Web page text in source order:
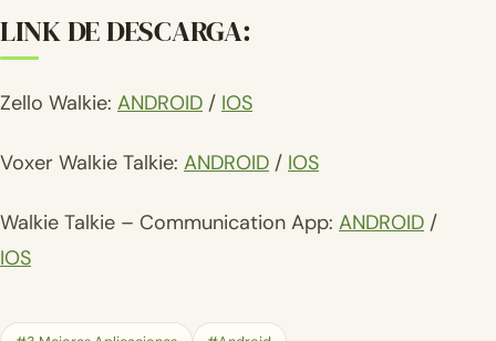
LINK DE DESCARGA:
Zello Walkie: ANDROID / IOS
Voxer Walkie Talkie: ANDROID / IOS
Walkie Talkie – Communication App: ANDROID /
IOS